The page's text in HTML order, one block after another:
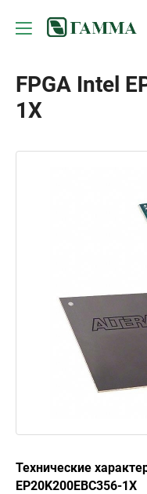
FPGA Intel
1X
Технические
EP20K200EBC356-1X